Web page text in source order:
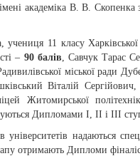
академіка В. В. Скопенка
11 класу
– 90 балів, Савчук Тарас
міської ради
Віталій
Житомирської
Дипломами І, ІІ і ІІІ
надаються
отримають Дипломи